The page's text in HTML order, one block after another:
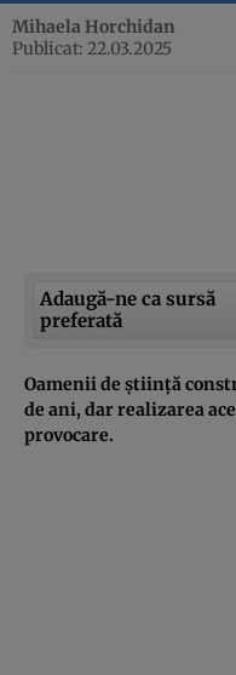
Mihaela Horchidan
Publicat: 22.03.2025
Adaugă-ne ca sursă
preferată
Oamenii de știință
de ani, dar realizarea
provocare.